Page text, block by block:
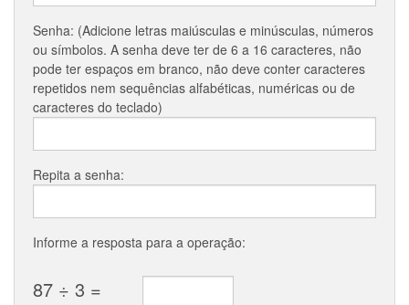
Senha: (Adicione letras maiúsculas e minúsculas, números
ou símbolos. A senha deve ter de 6 a 16 caracteres, não
pode ter espaços em branco, não deve conter caracteres
repetidos nem sequências alfabéticas, numéricas ou de
caracteres do teclado)
Repita a senha:
Informe a resposta para a operação:
87 ÷ 3 =